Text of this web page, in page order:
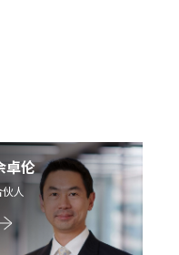
聘
卓伦
伙人